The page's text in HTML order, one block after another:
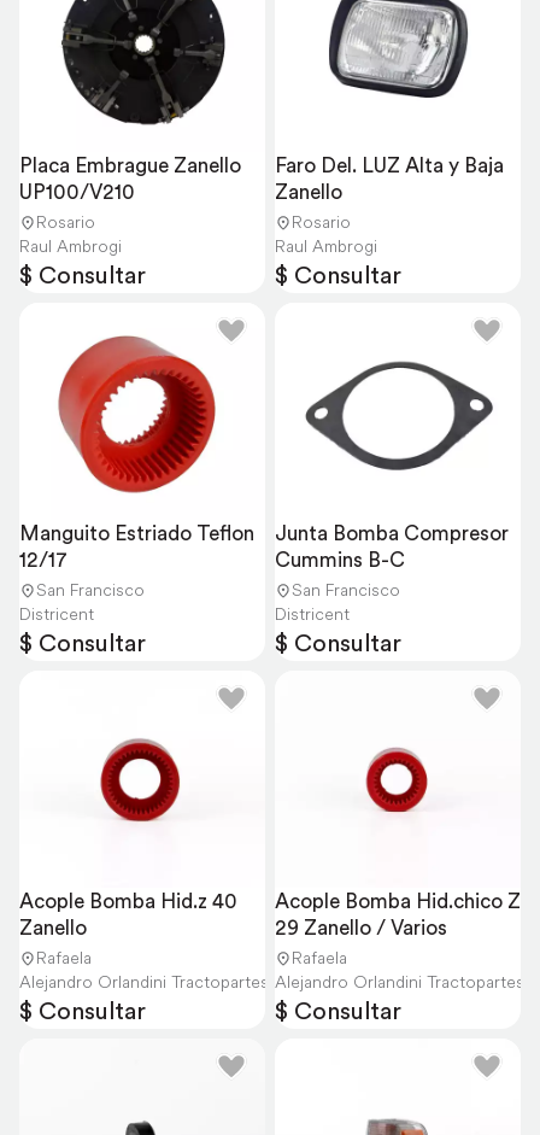
Placa Embrague Zanello
UP100/V210
Rosario
Raul Ambrogi
$ Consultar
Faro Del. LUZ Alta y Baja
Zanello
Rosario
Raul Ambrogi
$ Consultar
Manguito Estriado Teflon
12/17
San Francisco
Districent
$ Consultar
Junta Bomba Compresor
Cummins B-C
San Francisco
Districent
$ Consultar
Acople Bomba Hid.z 40
Zanello
Rafaela
Alejandro Orlandini Tractopartes
$ Consultar
Acople Bomba Hid.chico Z
29 Zanello / Varios
Rafaela
Alejandro Orlandini Tractopartes
$ Consultar